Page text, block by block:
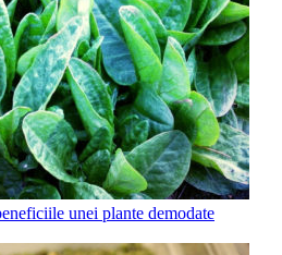
unei plante demodate